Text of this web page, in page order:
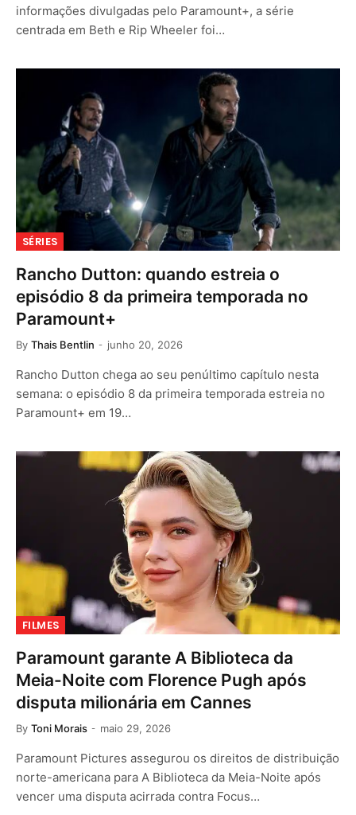
informações divulgadas pelo Paramount+, a série
centrada em Beth e Rip Wheeler foi…
SÉRIES
Rancho Dutton: quando estreia o
episódio 8 da primeira temporada no
Paramount+
By Thais Bentlin junho 20, 2026
Rancho Dutton chega ao seu penúltimo capítulo nesta
semana: o episódio 8 da primeira temporada estreia no
Paramount+ em 19…
FILMES
Paramount garante A Biblioteca da
Meia-Noite com Florence Pugh após
disputa milionária em Cannes
By Toni Morais maio 29, 2026
Paramount Pictures assegurou os direitos de distribuição
norte-americana para A Biblioteca da Meia-Noite após
vencer uma disputa acirrada contra Focus…